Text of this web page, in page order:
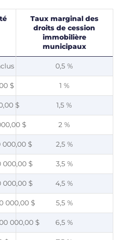
Taux marginal des
droits de cession
immobilière
municipaux
0,5 %
$ 1 %
$ 1,5 %
$ 2 %
000,00 $ 2,5 %
000,00 $ 3,5 %
000,00 $ 4,5 %
000,00 $ 5,5 %
000,00 $ 6,5 %